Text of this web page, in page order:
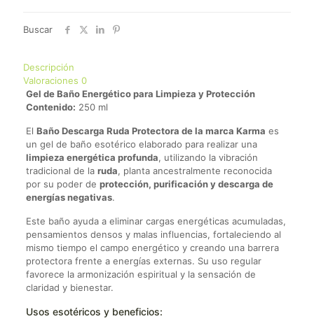
Buscar
Descripción
Valoraciones 0
Gel de Baño Energético para Limpieza y Protección
Contenido: 250 ml
El Baño Descarga Ruda Protectora de la marca Karma es
un gel de baño esotérico elaborado para realizar una
limpieza energética profunda, utilizando la vibración
tradicional de la ruda, planta ancestralmente reconocida
por su poder de protección, purificación y descarga de
energías negativas.
Este baño ayuda a eliminar cargas energéticas acumuladas,
pensamientos densos y malas influencias, fortaleciendo al
mismo tiempo el campo energético y creando una barrera
protectora frente a energías externas. Su uso regular
favorece la armonización espiritual y la sensación de
claridad y bienestar.
Usos esotéricos y beneficios: